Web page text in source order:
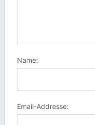
Name:
Email-Addresse: